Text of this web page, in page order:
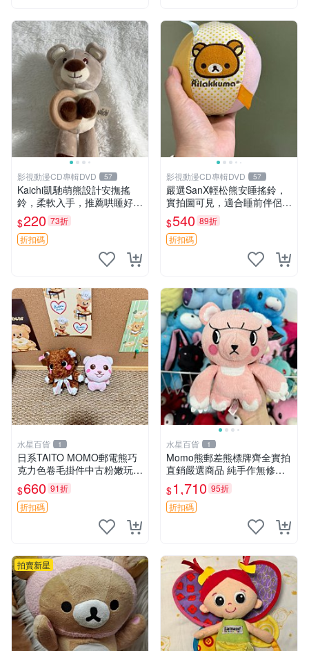
影視動漫CD專輯DVD 57
Kaichi凱馳萌熊設計安撫搖
鈴，柔軟入手，推薦哄睡好選
擇 熊公仔 安撫玩具 喂食環
$220 73折
折扣碼
影視動漫CD專輯DVD 57
嚴選SanX輕松熊安睡搖鈴，
實拍圖可見，適合睡前伴侶，
Picks安撫好物 0325 懸吊 電
腦
$540 89折
折扣碼
水星百貨 1
日系TAITO MOMO郵電熊巧
克力色卷毛掛件中古粉嫩玩偶
微瑕推薦 postpet momo 郵
電熊 中古玩偶
$660 91折
折扣碼
水星百貨 1
Momo熊郵差熊標牌齊全實拍
直銷嚴選商品 純手作無修圖
可收藏 郵差熊 Momo熊 標牌
商品
$1,710 95折
折扣碼
拍賣新星